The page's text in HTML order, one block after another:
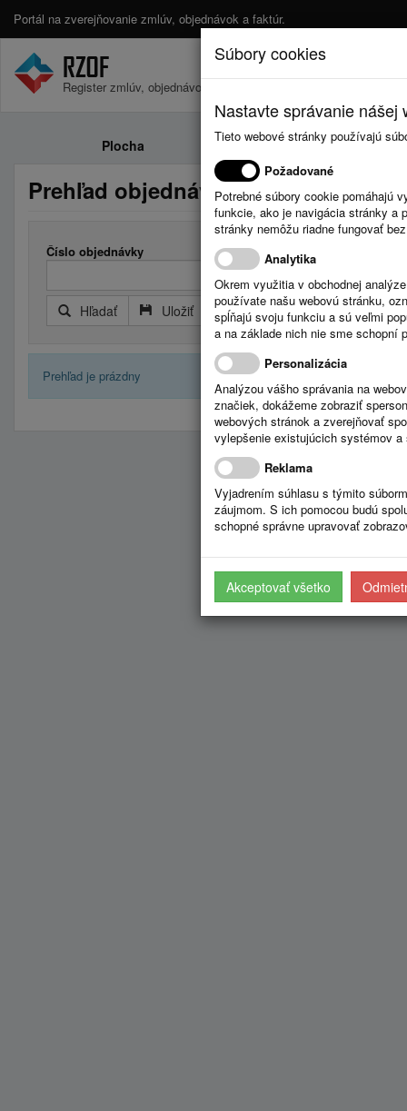
Portál na zverejňovanie zmlúv, objednávok a faktúr.
Register zmlúv, objednávok a faktúr.
Plocha Zmluvy
Prehľad objednávok
Číslo objednávky
Hľadať Uložiť Reset Rozšírený filter
Prehľad je prázdny
Súbory cookies
Nastavte správanie
Tieto webové stránky používajú
Požadované
Potrebné súbory cookie pomáhajú
funkcie, ako je navigácia stránky a
stránky nemôžu riadne fungovať
Analytika
Okrem využitia v obchodnej
používate našu webovú stránku,
spĺňajú svoju funkciu a sú veľmi
a na základe nich nie sme schopní
Personalizácia
Analýzou vášho správania na
značiek, dokážeme zobraziť
webových stránok a zverejňovať
vylepšenie existujúcich systémov
Reklama
Vyjadrením súhlasu s týmito
záujmom. S ich pomocou budú
schopné správne upravovať
Akceptovať všetko